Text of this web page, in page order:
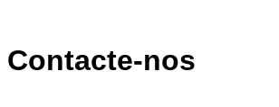
Contacte-nos